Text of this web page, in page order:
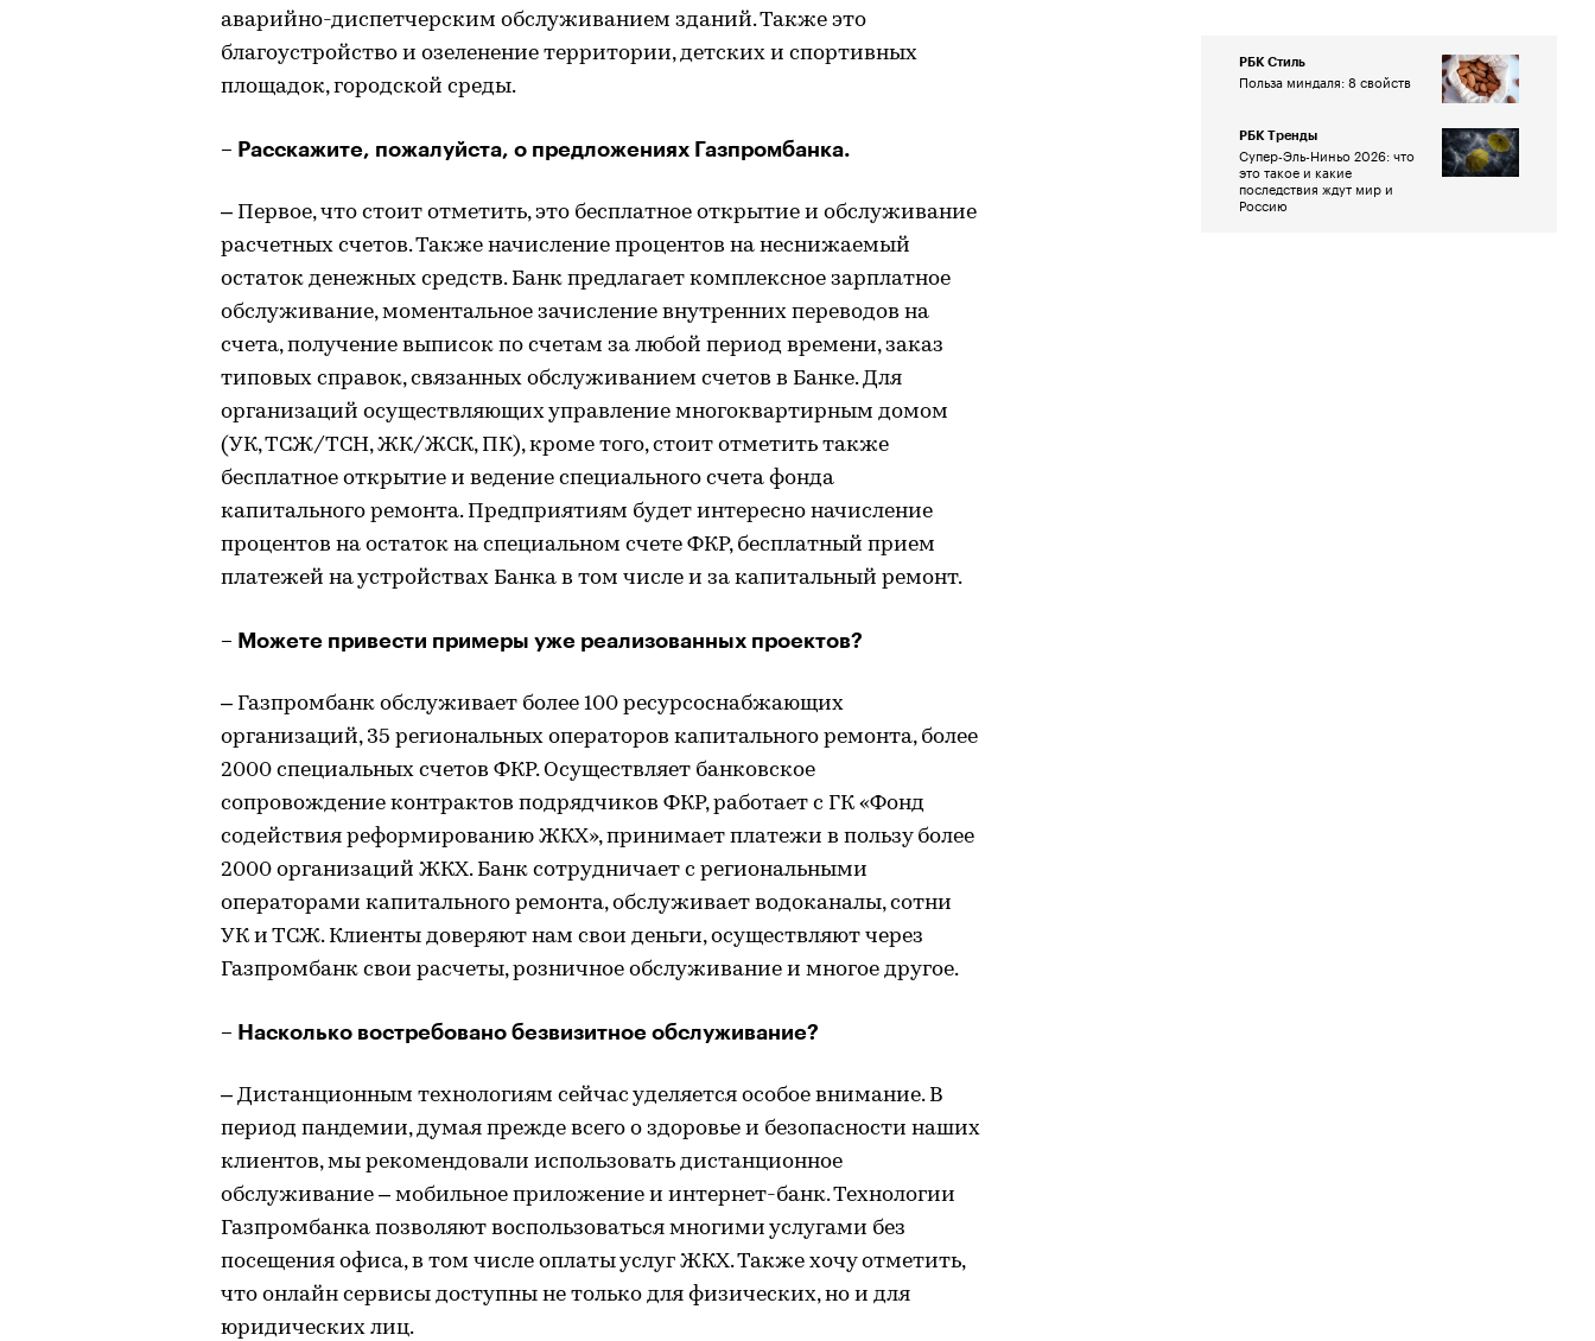
аварийно-диспетчерским обслуживанием зданий. Также это
благоустройство и озеленение территории, детских и спортивных
площадок, городской среды.
– Расскажите, пожалуйста, о предложениях Газпромбанка.
– Первое, что стоит отметить, это бесплатное открытие и обслуживание
расчетных счетов. Также начисление процентов на неснижаемый
остаток денежных средств. Банк предлагает комплексное зарплатное
обслуживание, моментальное зачисление внутренних переводов на
счета, получение выписок по счетам за любой период времени, заказ
типовых справок, связанных обслуживанием счетов в Банке. Для
организаций осуществляющих управление многоквартирным домом
(УК, ТСЖ/ТСН, ЖК/ЖСК, ПК), кроме того, стоит отметить также
бесплатное открытие и ведение специального счета фонда
капитального ремонта. Предприятиям будет интересно начисление
процентов на остаток на специальном счете ФКР, бесплатный прием
платежей на устройствах Банка в том числе и за капитальный ремонт.
– Можете привести примеры уже реализованных проектов?
– Газпромбанк обслуживает более 100 ресурсоснабжающих
организаций, 35 региональных операторов капитального ремонта, более
2000 специальных счетов ФКР. Осуществляет банковское
сопровождение контрактов подрядчиков ФКР, работает с ГК «Фонд
содействия реформированию ЖКХ», принимает платежи в пользу более
2000 организаций ЖКХ. Банк сотрудничает с региональными
операторами капитального ремонта, обслуживает водоканалы, сотни
УК и ТСЖ. Клиенты доверяют нам свои деньги, осуществляют через
Газпромбанк свои расчеты, розничное обслуживание и многое другое.
– Насколько востребовано безвизитное обслуживание?
– Дистанционным технологиям сейчас уделяется особое внимание. В
период пандемии, думая прежде всего о здоровье и безопасности наших
клиентов, мы рекомендовали использовать дистанционное
обслуживание – мобильное приложение и интернет-банк. Технологии
Газпромбанка позволяют воспользоваться многими услугами без
посещения офиса, в том числе оплаты услуг ЖКХ. Также хочу отметить,
что онлайн сервисы доступны не только для физических, но и для
юридических лиц.
РБК Стиль
Польза миндаля: 8 свойств
РБК Тренды
Супер-Эль-Ниньо 2026: что
это такое и какие
последствия ждут мир и
Россию